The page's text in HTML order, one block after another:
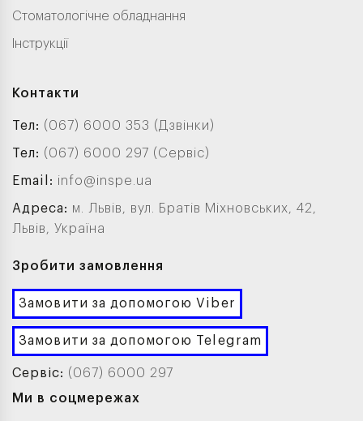
Стоматологічне обладнання
Інструкції
Контакти
Тел: (067) 6000 353 (Дзвінки)
Тел: (067) 6000 297 (Сервіс)
Email: info@inspe.ua
Адреса: м. Львів, вул. Братів Міхновських, 42,
Львів, Україна
Зробити замовлення
Замовити за допомогою Viber
Замовити за допомогою Telegram
Сервіс: (067) 6000 297
Ми в соцмережах